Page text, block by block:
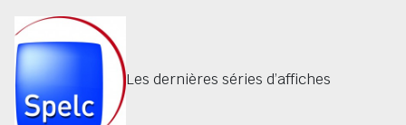
Les dernières séries d’affiches